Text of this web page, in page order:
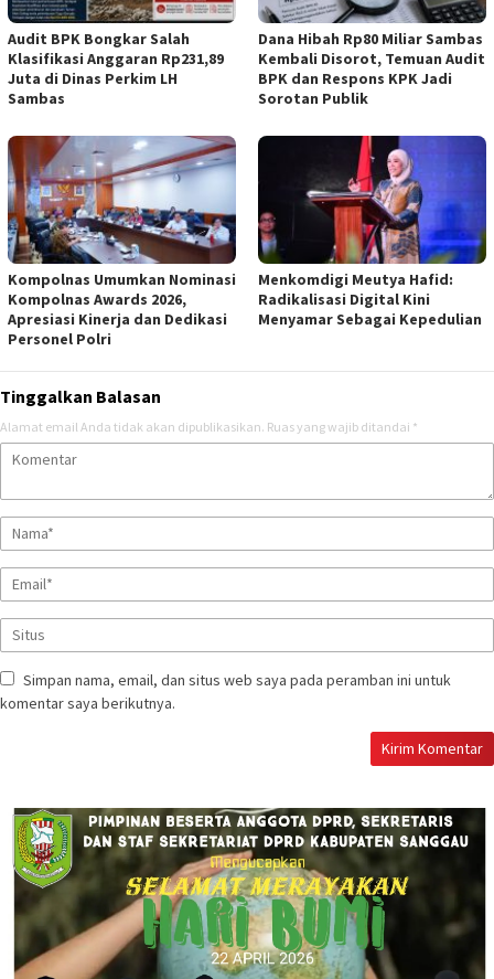
Audit BPK Bongkar Salah
Klasifikasi Anggaran Rp231,89
Juta di Dinas Perkim LH
Sambas
Dana Hibah Rp80 Miliar Sambas
Kembali Disorot, Temuan Audit
BPK dan Respons KPK Jadi
Sorotan Publik
Kompolnas Umumkan Nominasi
Kompolnas Awards 2026,
Apresiasi Kinerja dan Dedikasi
Personel Polri
Menkomdigi Meutya Hafid:
Radikalisasi Digital Kini
Menyamar Sebagai Kepedulian
Tinggalkan Balasan
Alamat email Anda tidak akan dipublikasikan. Ruas yang wajib ditandai *
Simpan nama, email, dan situs web saya pada peramban ini untuk
komentar saya berikutnya.